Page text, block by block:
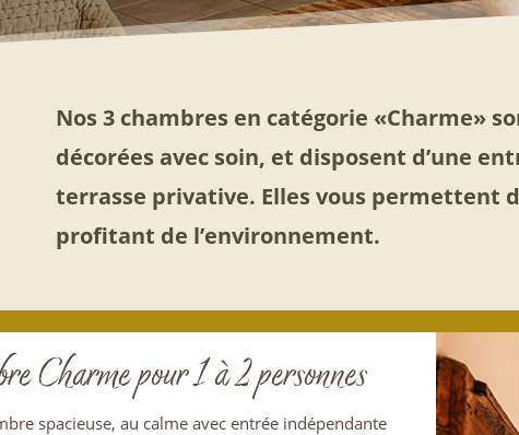
Nos 3 chambres en catégorie «Charme»
décorées avec soin, et disposent d’une
terrasse privative. Elles vous permettent
profitant de l’environnement.
Charme pour 1 à 2 personnes
spacieuse, au calme avec entrée indépendante